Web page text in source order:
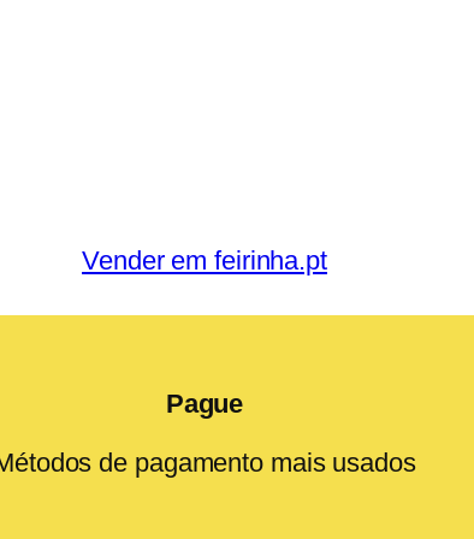
Vender em feirinha.pt
Pague
de pagamento mais usados